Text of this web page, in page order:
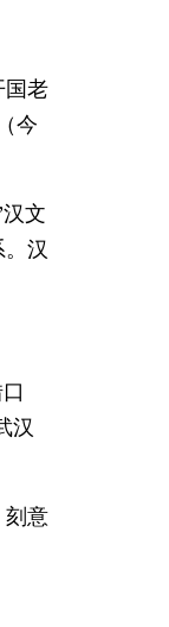
国老
今
文
汉
汉
刻意